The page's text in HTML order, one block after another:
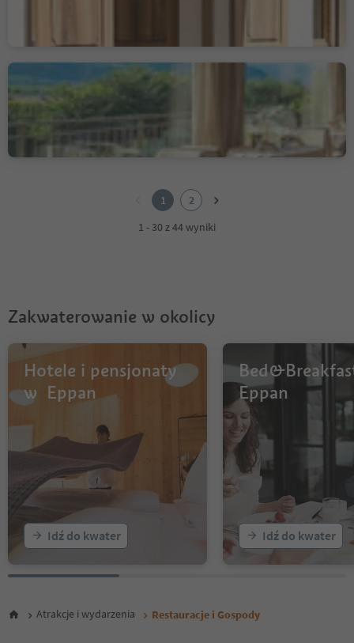
Restaurant Girlanerhof
1
2
1 - 30 z 44 wyniki
Zakwaterowanie w okolicy
Hotele i pensjonaty
w Eppan
Idź do kwater
Eppan
Idź do kwater
Atrakcje i wydarzenia Restauracje i Gospody